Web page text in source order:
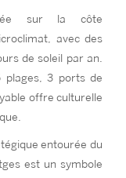
sur la côte
avec des
de soleil par an.
plages, 3 ports de
offre culturelle
entourée du
est un symbole